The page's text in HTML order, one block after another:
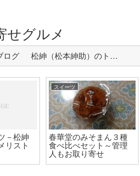
せグルメ
ログ
松紳（松本紳助）のトー
ク集、企画のまとめ部屋
－松紳
リスト
スイーツ
春華堂のみそまん３種
食べ比べセット～管理
人もお取り寄せ